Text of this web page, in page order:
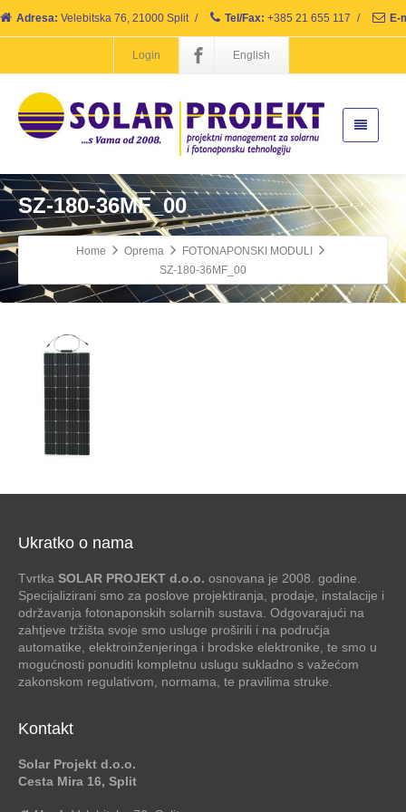
Adresa: Velebitska 76, 21000 Split / Tel/Fax: +385 21 655 117 / E-
Login English
SZ-180-36MF_00
Home Oprema
FOTONAPONSKI MODULI
SZ-180-36MF_00
Ukratko o nama
Tvrtka SOLAR PROJEKT d.o.o. osnovana je 2008. godine.
Specijalizirani smo za poslove projektiranja, prodaje, instalacije i
održavanja fotonaponskih solarnih sustava. Odgovarajući na
zahtjeve tržišta svoje smo usluge proširili i na područja
automatike, elektroinženjeringa i brodske elektronike, te smo u
mogućnosti ponuditi kompletnu uslugu sukladno s važećom
zakonskom regulativom, normama, te pravilima struke.
Kontakt
Solar Projekt d.o.o.
Cesta Mira 16, Split